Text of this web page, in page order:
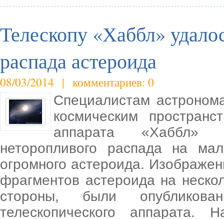
Телескопу «Хаббл»
распада астероида
08/03/2014 | комментариев: 0
Специалистам
космическим
аппарата «Хаббл»
неторопливого распада на
огромного астероида.
фрагментов астероида на
стороны, были
телескопического аппарата.